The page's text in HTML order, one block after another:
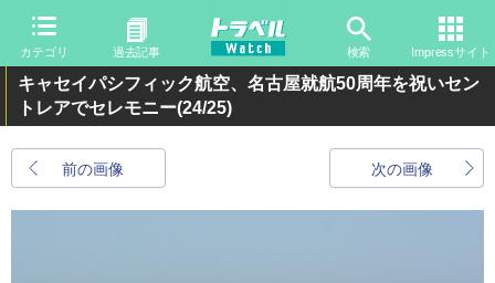
カテゴリ 過去記事 検索 Impressサイト
キャセイパシフィック航空、名古屋就航50周年を祝いセン
トレアでセレモニー(24/25)
前の画像 次の画像